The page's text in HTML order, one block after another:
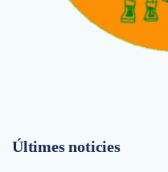
Últimes noticies